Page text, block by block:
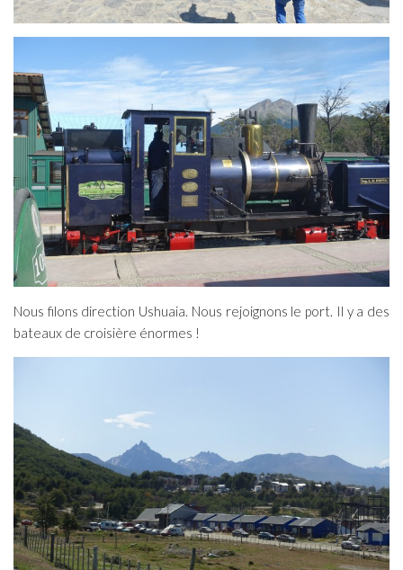
Nous filons direction Ushuaia. Nous rejoignons le port. Il y a des
bateaux de croisière énormes !